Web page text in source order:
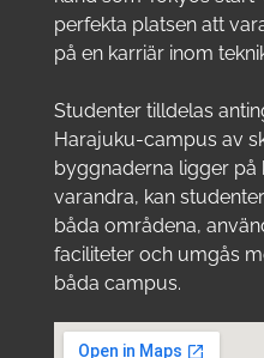
perfekta platsen att
på en karriär inom
Studenter tilldelas
Harajuku-campus av
byggnaderna ligger
varandra, kan
båda områdena,
faciliteter och umgås
båda campus.